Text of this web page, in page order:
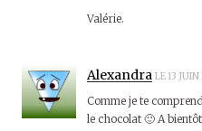
Valérie.
Alexandra LE 13
Comme je te
le chocolat 🙂 A bientôt